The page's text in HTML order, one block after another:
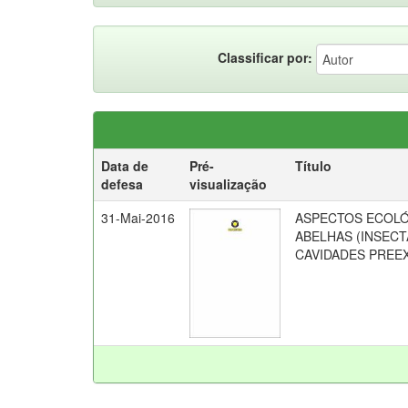
Classificar por:
Data de
defesa
Pré-
visualização
Título
31-Mai-2016
ASPECTOS
ABELHAS
CAVIDADES